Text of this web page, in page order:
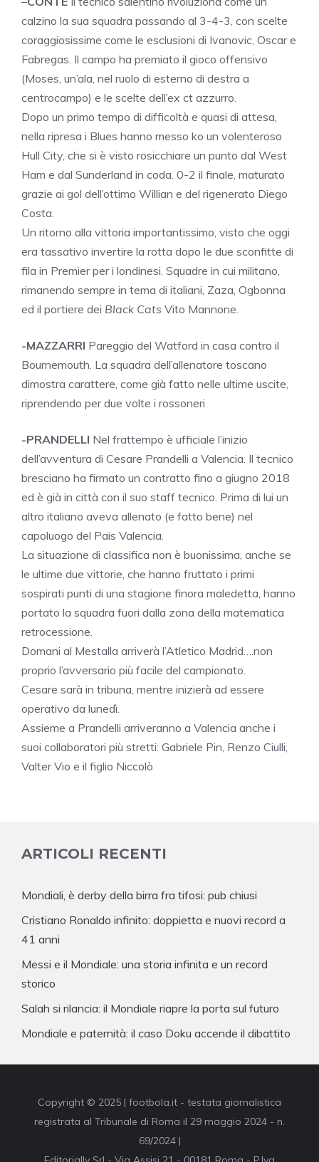
calzino la sua squadra passando al 3-4-3, con scelte
coraggiosissime come le esclusioni di Ivanovic, Oscar e
Fabregas. Il campo ha premiato il gioco offensivo
(Moses, un’ala, nel ruolo di esterno di destra a
centrocampo) e le scelte dell’ex ct azzurro.
Dopo un primo tempo di difficoltà e quasi di attesa,
nella ripresa i Blues hanno messo ko un volenteroso
Hull City, che si è visto rosicchiare un punto dal West
Ham e dal Sunderland in coda. 0-2 il finale, maturato
grazie ai gol dell’ottimo Willian e del rigenerato Diego
Costa.
Un ritorno alla vittoria importantissimo, visto che oggi
era tassativo invertire la rotta dopo le due sconfitte di
fila in Premier per i londinesi. Squadre in cui militano,
rimanendo sempre in tema di italiani, Zaza, Ogbonna
ed il portiere dei Black Cats Vito Mannone.
-MAZZARRI Pareggio del Watford in casa contro il
Bournemouth. La squadra dell’allenatore toscano
dimostra carattere, come già fatto nelle ultime uscite,
riprendendo per due volte i rossoneri
-PRANDELLI Nel frattempo è ufficiale l’inizio
dell’avventura di Cesare Prandelli a Valencia. Il tecnico
bresciano ha firmato un contratto fino a giugno 2018
ed è già in città con il suo staff tecnico. Prima di lui un
altro italiano aveva allenato (e fatto bene) nel
capoluogo del Pais Valencia.
La situazione di classifica non è buonissima, anche se
le ultime due vittorie, che hanno fruttato i primi
sospirati punti di una stagione finora maledetta, hanno
portato la squadra fuori dalla zona della matematica
retrocessione.
Domani al Mestalla arriverà l’Atletico Madrid….non
proprio l’avversario più facile del campionato.
Cesare sarà in tribuna, mentre inizierà ad essere
operativo da lunedì.
Assieme a Prandelli arriveranno a Valencia anche i
suoi collaboratori più stretti: Gabriele Pin, Renzo Ciulli,
Valter Vio e il figlio Niccolò
ARTICOLI RECENTI
Mondiali, è derby della birra fra tifosi: pub chiusi
Cristiano Ronaldo infinito: doppietta e nuovi record a
41 anni
Messi e il Mondiale: una storia infinita e un record
storico
Salah si rilancia: il Mondiale riapre la porta sul futuro
Mondiale e paternità: il caso Doku accende il dibattito
Copyright © 2025 | footbola.it - testata giornalistica
registrata al Tribunale di Roma il 29 maggio 2024 - n.
69/2024 |